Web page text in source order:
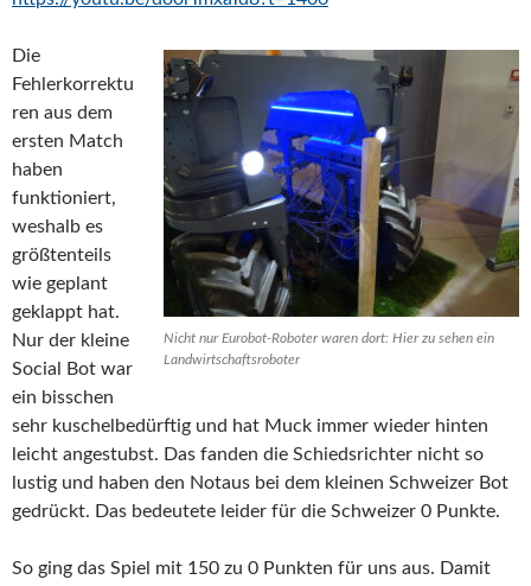
Nicht nur Eurobot-Roboter waren dort: Hier zu sehen ein
Landwirtschaftsroboter
Die
Fehlerkorrektu
ren aus dem
ersten Match
haben
funktioniert,
weshalb es
größtenteils
wie geplant
geklappt hat.
Nur der kleine
Social Bot war
ein bisschen
sehr kuschelbedürftig und hat Muck immer wieder hinten
leicht angestubst. Das fanden die Schiedsrichter nicht so
lustig und haben den Notaus bei dem kleinen Schweizer Bot
gedrückt. Das bedeutete leider für die Schweizer 0 Punkte.
So ging das Spiel mit 150 zu 0 Punkten für uns aus. Damit